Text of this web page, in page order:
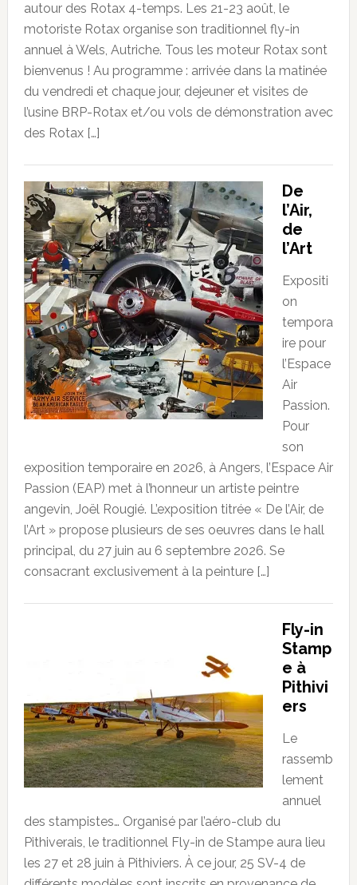
autour des Rotax 4-temps. Les 21-23 août, le
motoriste Rotax organise son traditionnel fly-in
annuel à Wels, Autriche. Tous les moteur Rotax sont
bienvenus ! Au programme : arrivée dans la matinée
du vendredi et chaque jour, dejeuner et visites de
l’usine BRP-Rotax et/ou vols de démonstration avec
des Rotax […]
De
l’Air,
de
l’Art
Expositi
on
tempora
ire pour
l’Espace
Air
Passion.
Pour
son
exposition temporaire en 2026, à Angers, l’Espace Air
Passion (EAP) met à l’honneur un artiste peintre
angevin, Joël Rougié. L’exposition titrée « De l’Air, de
l’Art » propose plusieurs de ses oeuvres dans le hall
principal, du 27 juin au 6 septembre 2026. Se
consacrant exclusivement à la peinture […]
Fly-in
Stamp
e à
Pithivi
ers
Le
rassemb
lement
annuel
des stampistes… Organisé par l’aéro-club du
Pithiverais, le traditionnel Fly-in de Stampe aura lieu
les 27 et 28 juin à Pithiviers. À ce jour, 25 SV-4 de